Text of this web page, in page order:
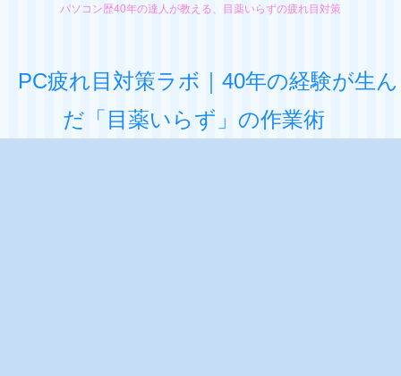
パソコン歴40年の達人が教える、目薬いらずの疲れ目対策
PC疲れ目対策ラボ｜40年の経験が生ん
だ「目薬いらず」の作業術